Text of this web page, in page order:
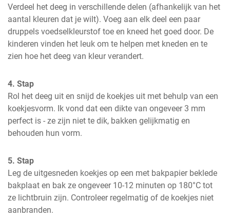
Verdeel het deeg in verschillende delen (afhankelijk van het
aantal kleuren dat je wilt). Voeg aan elk deel een paar
druppels voedselkleurstof toe en kneed het goed door. De
kinderen vinden het leuk om te helpen met kneden en te
zien hoe het deeg van kleur verandert.
4. Stap
Rol het deeg uit en snijd de koekjes uit met behulp van een
koekjesvorm. Ik vond dat een dikte van ongeveer 3 mm
perfect is - ze zijn niet te dik, bakken gelijkmatig en
behouden hun vorm.
5. Stap
Leg de uitgesneden koekjes op een met bakpapier beklede
bakplaat en bak ze ongeveer 10-12 minuten op 180°C tot
ze lichtbruin zijn. Controleer regelmatig of de koekjes niet
aanbranden.